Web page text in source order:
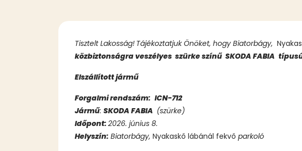
Tisztelt Lakosság! Tájékoztatjuk Önöket, hogy Biatorbágy,
közbiztonságra veszélyes szürke színű SKODA FABIA
Elszállított jármű
Forgalmi rendszám: ICN-712
Jármű: SKODA FABIA (szürke)
Időpont:2026. június 8.
Helyszín: Biatorbágy, Nyakaskő lábánál fekvő parkoló